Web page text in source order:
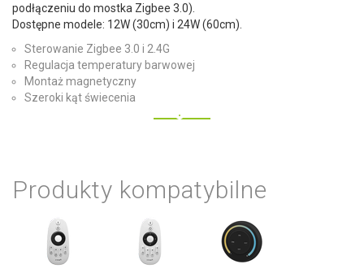
podłączeniu do mostka Zigbee 3.0).
Dostępne modele: 12W (30cm) i 24W (60cm).
Sterowanie Zigbee 3.0 i 2.4G
Regulacja temperatury barwowej
Montaż magnetyczny
Szeroki kąt świecenia
Produkty kompatybilne